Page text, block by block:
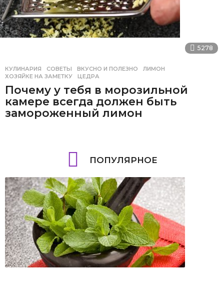
5278
КУЛИНАРИЯ ,СОВЕТЫ ВКУСНО И ПОЛЕЗНО ,ЛИМОН
ХОЗЯЙКЕ НА ЗАМЕТКУ
,ЦЕДРА
Почему у тебя в морозильной
камере всегда должен быть
замороженный лимон
ПОПУЛЯРНОЕ